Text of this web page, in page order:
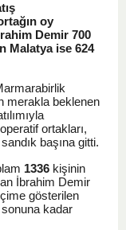
oy
Demir 700
Malatya ise 624
merakla beklenen
ortakları,
başına gitti.
1336 kişinin
İbrahim Demir
gösterilen
kadar